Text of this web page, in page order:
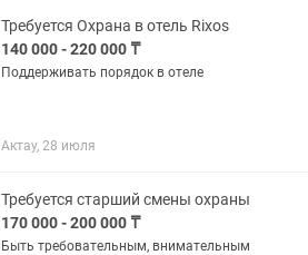
Требуется Охрана в отель Rixos
140 000 - 220 000 ₸
Поддерживать порядок в отеле
Актау, 28 июля
Требуется старший смены охраны
170 000 - 200 000 ₸
Быть требовательным, внимательным